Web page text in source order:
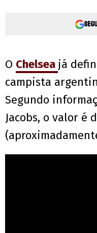
O Chelsea já
campista
Segundo
Jacobs, o valor é